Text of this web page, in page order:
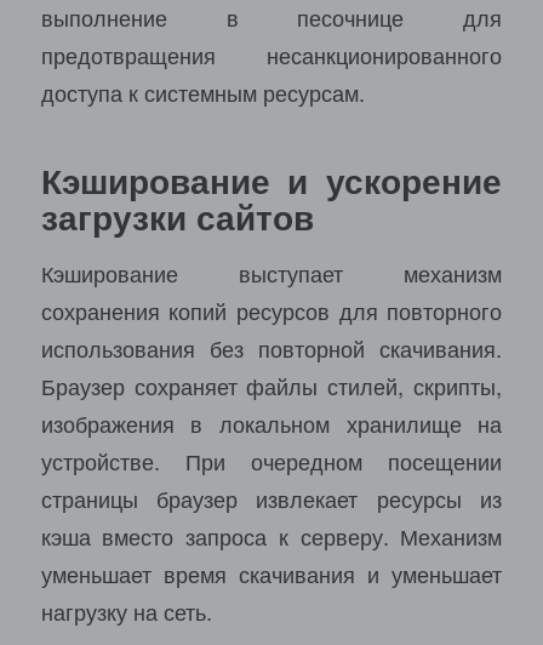
выполнение в песочнице для
предотвращения несанкционированного
доступа к системным ресурсам.
Кэширование и ускорение
загрузки сайтов
Кэширование выступает механизм
сохранения копий ресурсов для повторного
использования без повторной скачивания.
Браузер сохраняет файлы стилей, скрипты,
изображения в локальном хранилище на
устройстве. При очередном посещении
страницы браузер извлекает ресурсы из
кэша вместо запроса к серверу. Механизм
уменьшает время скачивания и уменьшает
нагрузку на сеть.